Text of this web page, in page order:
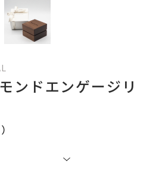
ンドエンゲージリ